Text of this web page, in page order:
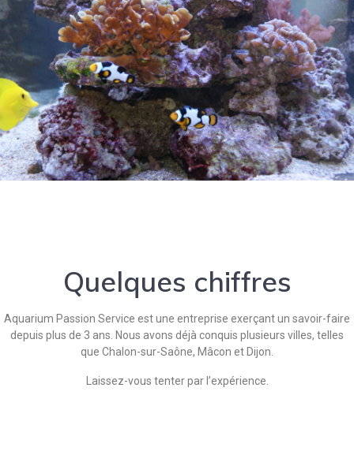
Quelques chiffres
Aquarium Passion Service est une entreprise exerçant un savoir-faire
depuis plus de 3 ans. Nous avons déjà conquis plusieurs villes, telles
que Chalon-sur-Saône, Mâcon et Dijon.
Laissez-vous tenter par l’expérience.